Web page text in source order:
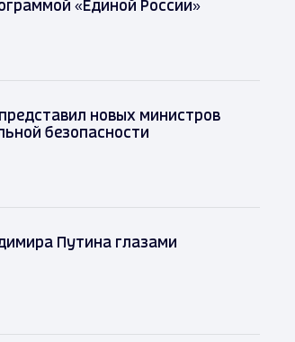
«Единой России»
новых министров
безопасности
Путина глазами